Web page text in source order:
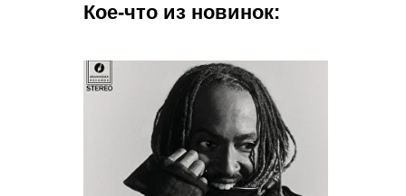
Кое-что из новинок: